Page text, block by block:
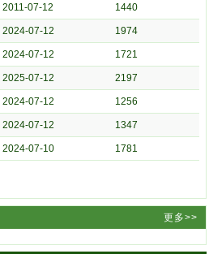
2011-07-12 1440
2024-07-12 1974
2024-07-12 1721
2025-07-12 2197
2024-07-12 1256
2024-07-12 1347
2024-07-10 1781
更多>>